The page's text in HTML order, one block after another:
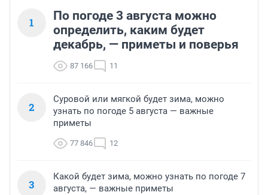
1
По погоде 3 августа можно
определить, каким будет
декабрь, — приметы и поверья
87 166 11
2
Суровой или мягкой будет зима, можно
узнать по погоде 5 августа — важные
приметы
77 846 12
3
Какой будет зима, можно узнать по погоде 7
августа, — важные приметы